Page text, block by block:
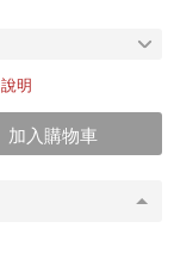
說明
加入購物車